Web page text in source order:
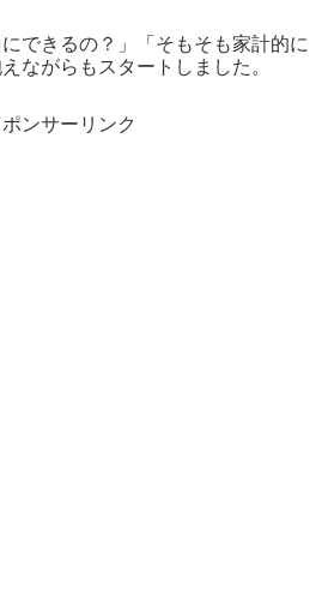
にできるの？」「そもそも家計的に
ながらもスタートしました。
ポンサーリンク